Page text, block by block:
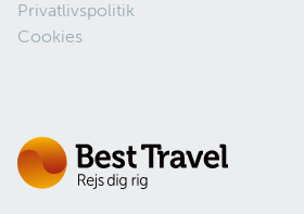
Privatlivspolitik
Cookies